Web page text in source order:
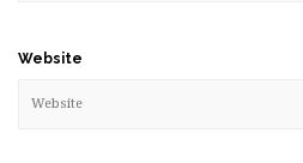
Website